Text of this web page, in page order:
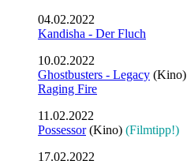
04.02.2022
Kandisha - Der Fluch
10.02.2022
Ghostbusters - Legacy (Kino)
Raging Fire
11.02.2022
Possessor(Kino) (Filmtipp!)
17.02.2022